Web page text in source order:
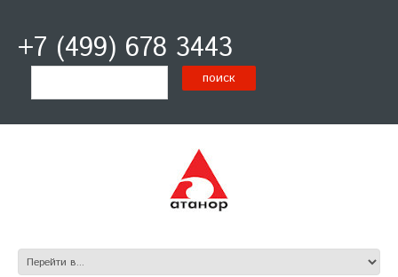
+7 (499) 678 3443